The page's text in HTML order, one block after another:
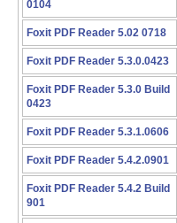
0104
Foxit PDF Reader 5.02 0718
Foxit PDF Reader 5.3.0.0423
Foxit PDF Reader 5.3.0 Build
0423
Foxit PDF Reader 5.3.1.0606
Foxit PDF Reader 5.4.2.0901
Foxit PDF Reader 5.4.2 Build
901